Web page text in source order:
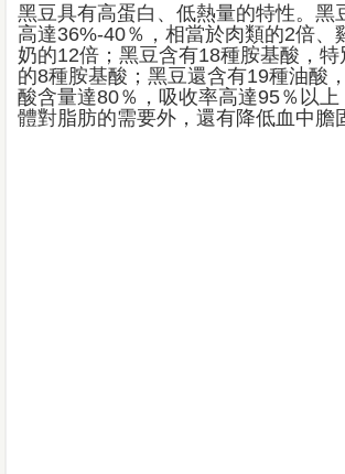
黑豆具有高蛋白、低熱量的特性。黑
高達36%-40％，相當於肉類的2倍、
奶的12倍；黑豆含有18種胺基酸，
的8種胺基酸；黑豆還含有19種油酸
酸含量達80％，吸收率高達95％以上
體對脂肪的需要外，還有降低血中膽